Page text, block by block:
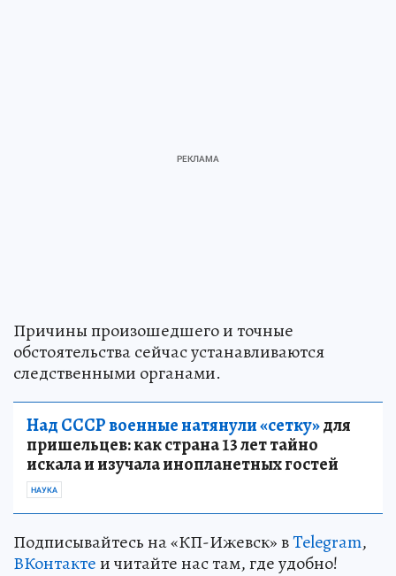
Причины произошедшего и точные
обстоятельства сейчас устанавливаются
следственными органами.
Над СССР военные натянули «сетку»для
пришельцев: как страна 13 лет тайно
искала и изучала инопланетных гостей
НАУКА
Подписывайтесь на «КП-Ижевск» вTelegram,
ВКонтактеи читайте нас там, где удобно!